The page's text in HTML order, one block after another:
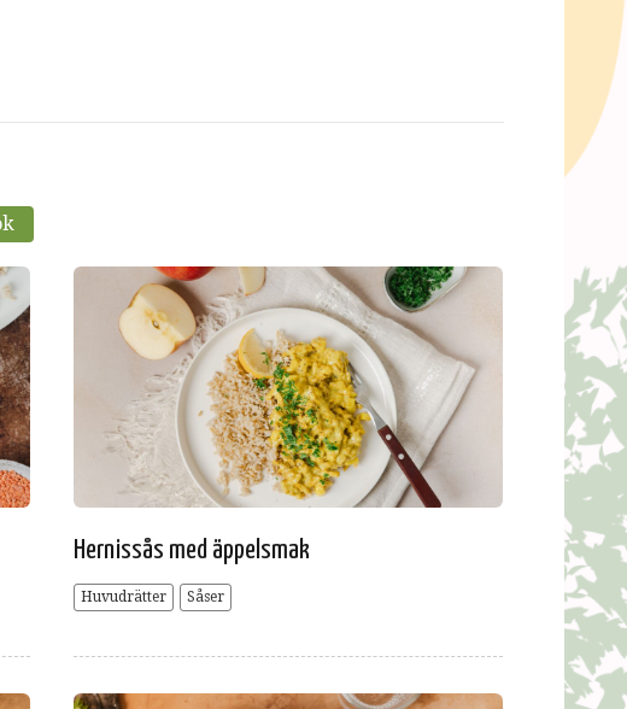
Hernissås med äppelsmak
Huvudrätter Såser